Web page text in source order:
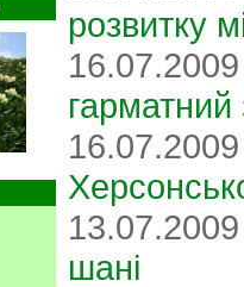
розвитку
шані